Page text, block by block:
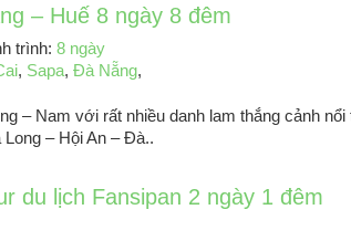
– Huế 8 ngày 8 đêm
trình: 8 ngày
, Sapa, Đà Nẵng,
– Nam với rất nhiều danh lam thắng cảnh nổi
– Hội An – Đà..
du lịch Fansipan 2 ngày 1 đêm